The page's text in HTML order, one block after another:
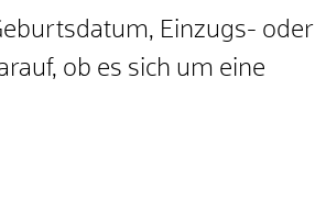
Einzugs- oder
ob es sich um eine